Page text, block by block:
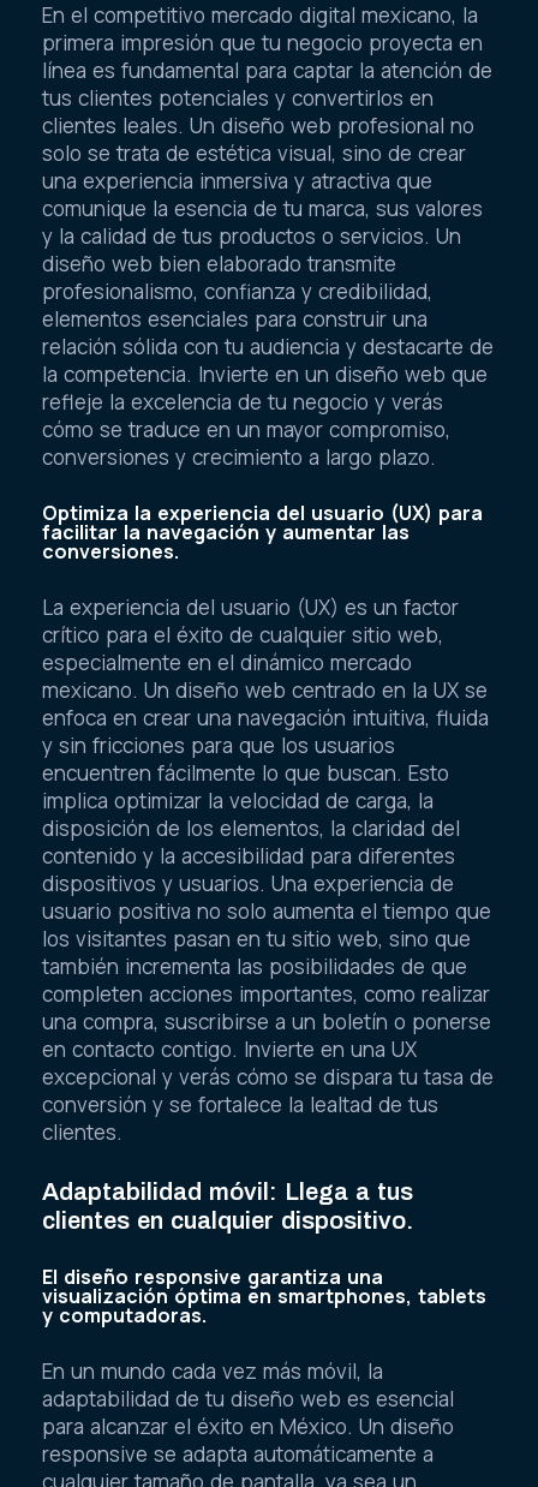
En el competitivo mercado digital mexicano, la
primera impresión que tu negocio proyecta en
línea es fundamental para captar la atención de
tus clientes potenciales y convertirlos en
clientes leales. Un diseño web profesional no
solo se trata de estética visual, sino de crear
una experiencia inmersiva y atractiva que
comunique la esencia de tu marca, sus valores
y la calidad de tus productos o servicios. Un
diseño web bien elaborado transmite
profesionalismo, confianza y credibilidad,
elementos esenciales para construir una
relación sólida con tu audiencia y destacarte de
la competencia. Invierte en un diseño web que
refleje la excelencia de tu negocio y verás
cómo se traduce en un mayor compromiso,
conversiones y crecimiento a largo plazo.
Optimiza la experiencia del usuario (UX) para
facilitar la navegación y aumentar las
conversiones.
La experiencia del usuario (UX) es un factor
crítico para el éxito de cualquier sitio web,
especialmente en el dinámico mercado
mexicano. Un diseño web centrado en la UX se
enfoca en crear una navegación intuitiva, fluida
y sin fricciones para que los usuarios
encuentren fácilmente lo que buscan. Esto
implica optimizar la velocidad de carga, la
disposición de los elementos, la claridad del
contenido y la accesibilidad para diferentes
dispositivos y usuarios. Una experiencia de
usuario positiva no solo aumenta el tiempo que
los visitantes pasan en tu sitio web, sino que
también incrementa las posibilidades de que
completen acciones importantes, como realizar
una compra, suscribirse a un boletín o ponerse
en contacto contigo. Invierte en una UX
excepcional y verás cómo se dispara tu tasa de
conversión y se fortalece la lealtad de tus
clientes.
Adaptabilidad móvil: Llega a tus
clientes en cualquier dispositivo.
El diseño responsive garantiza una
visualización óptima en smartphones, tablets
y computadoras.
En un mundo cada vez más móvil, la
adaptabilidad de tu diseño web es esencial
para alcanzar el éxito en México. Un diseño
responsive se adapta automáticamente a
cualquier tamaño de pantalla, ya sea un